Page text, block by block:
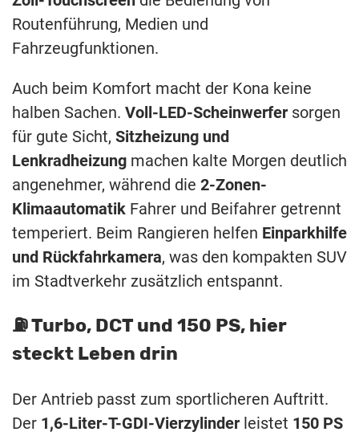
Routenführung, Medien und
Fahrzeugfunktionen.
Auch beim Komfort macht der Kona keine
halben Sachen. Voll-LED-Scheinwerfer sorgen
für gute Sicht, Sitzheizung und
Lenkradheizung machen kalte Morgen deutlich
angenehmer, während die 2-Zonen-
Klimaautomatik Fahrer und Beifahrer getrennt
temperiert. Beim Rangieren helfen Einparkhilfe
und Rückfahrkamera, was den kompakten SUV
im Stadtverkehr zusätzlich entspannt.
⛽️ Turbo, DCT und 150 PS, hier
steckt Leben drin
Der Antrieb passt zum sportlicheren Auftritt.
Der 1,6-Liter-T-GDI-Vierzylinder leistet 150 PS